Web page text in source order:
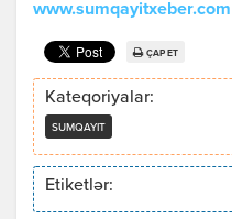
www.sumqayitxeber.com
ÇAP ET
Kateqoriyalar:
SUMQAYIT
Etiketlər: